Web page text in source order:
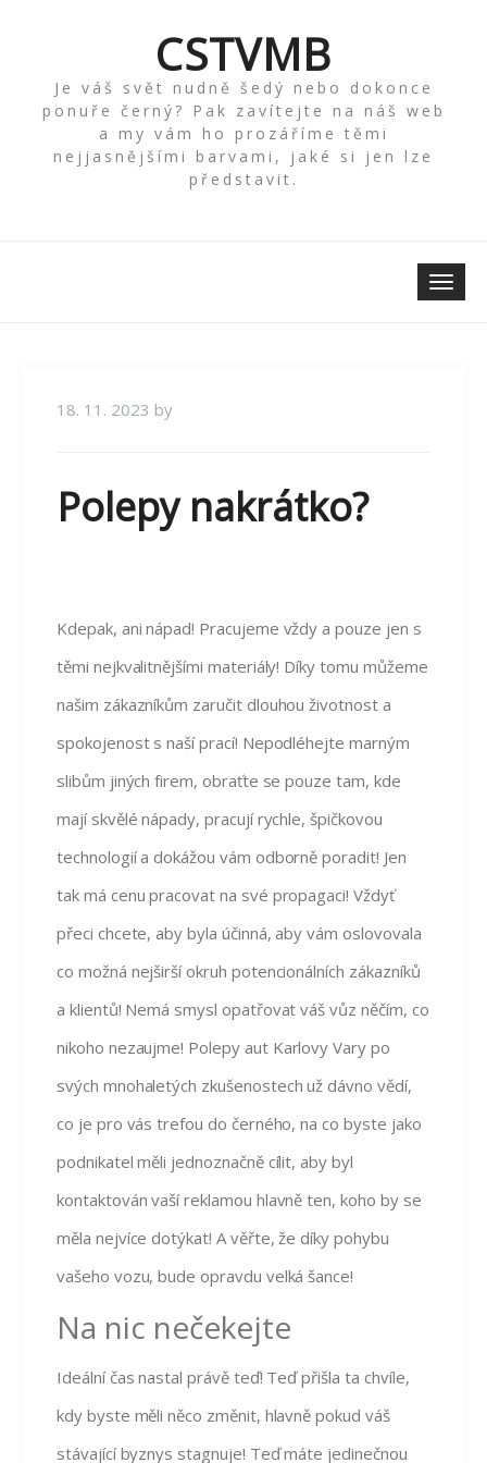
CSTVMB
Je váš svět nudně šedý nebo dokonce
ponuře černý? Pak zavítejte na náš web
a my vám ho prozáříme těmi
nejjasnějšími barvami, jaké si jen lze
představit.
Toggle
18. 11. 2023 by
Polepy nakrátko?
Kdepak, ani nápad! Pracujeme vždy a pouze jen s
těmi nejkvalitnějšími materiály! Díky tomu můžeme
našim zákazníkům zaručit dlouhou životnost a
spokojenost s naší prací! Nepodléhejte marným
slibům jiných firem, obraťte se pouze tam, kde
mají skvělé nápady, pracují rychle, špičkovou
technologií a dokážou vám odborně poradit! Jen
tak má cenu pracovat na své propagaci! Vždyť
přeci chcete, aby byla účinná, aby vám oslovovala
co možná nejširší okruh potencionálních zákazníků
a klientů! Nemá smysl opatřovat váš vůz něčím, co
nikoho nezaujme! Polepy aut Karlovy Vary po
svých mnohaletých zkušenostech už dávno vědí,
co je pro vás trefou do černého, na co byste jako
podnikatel měli jednoznačně cílit, aby byl
kontaktován vaší reklamou hlavně ten, koho by se
měla nejvíce dotýkat! A věřte, že díky pohybu
vašeho vozu, bude opravdu velká šance!
Na nic nečekejte
Ideální čas nastal právě teď! Teď přišla ta chvíle,
kdy byste měli něco změnit, hlavně pokud váš
stávající byznys stagnuje! Teď máte jedinečnou